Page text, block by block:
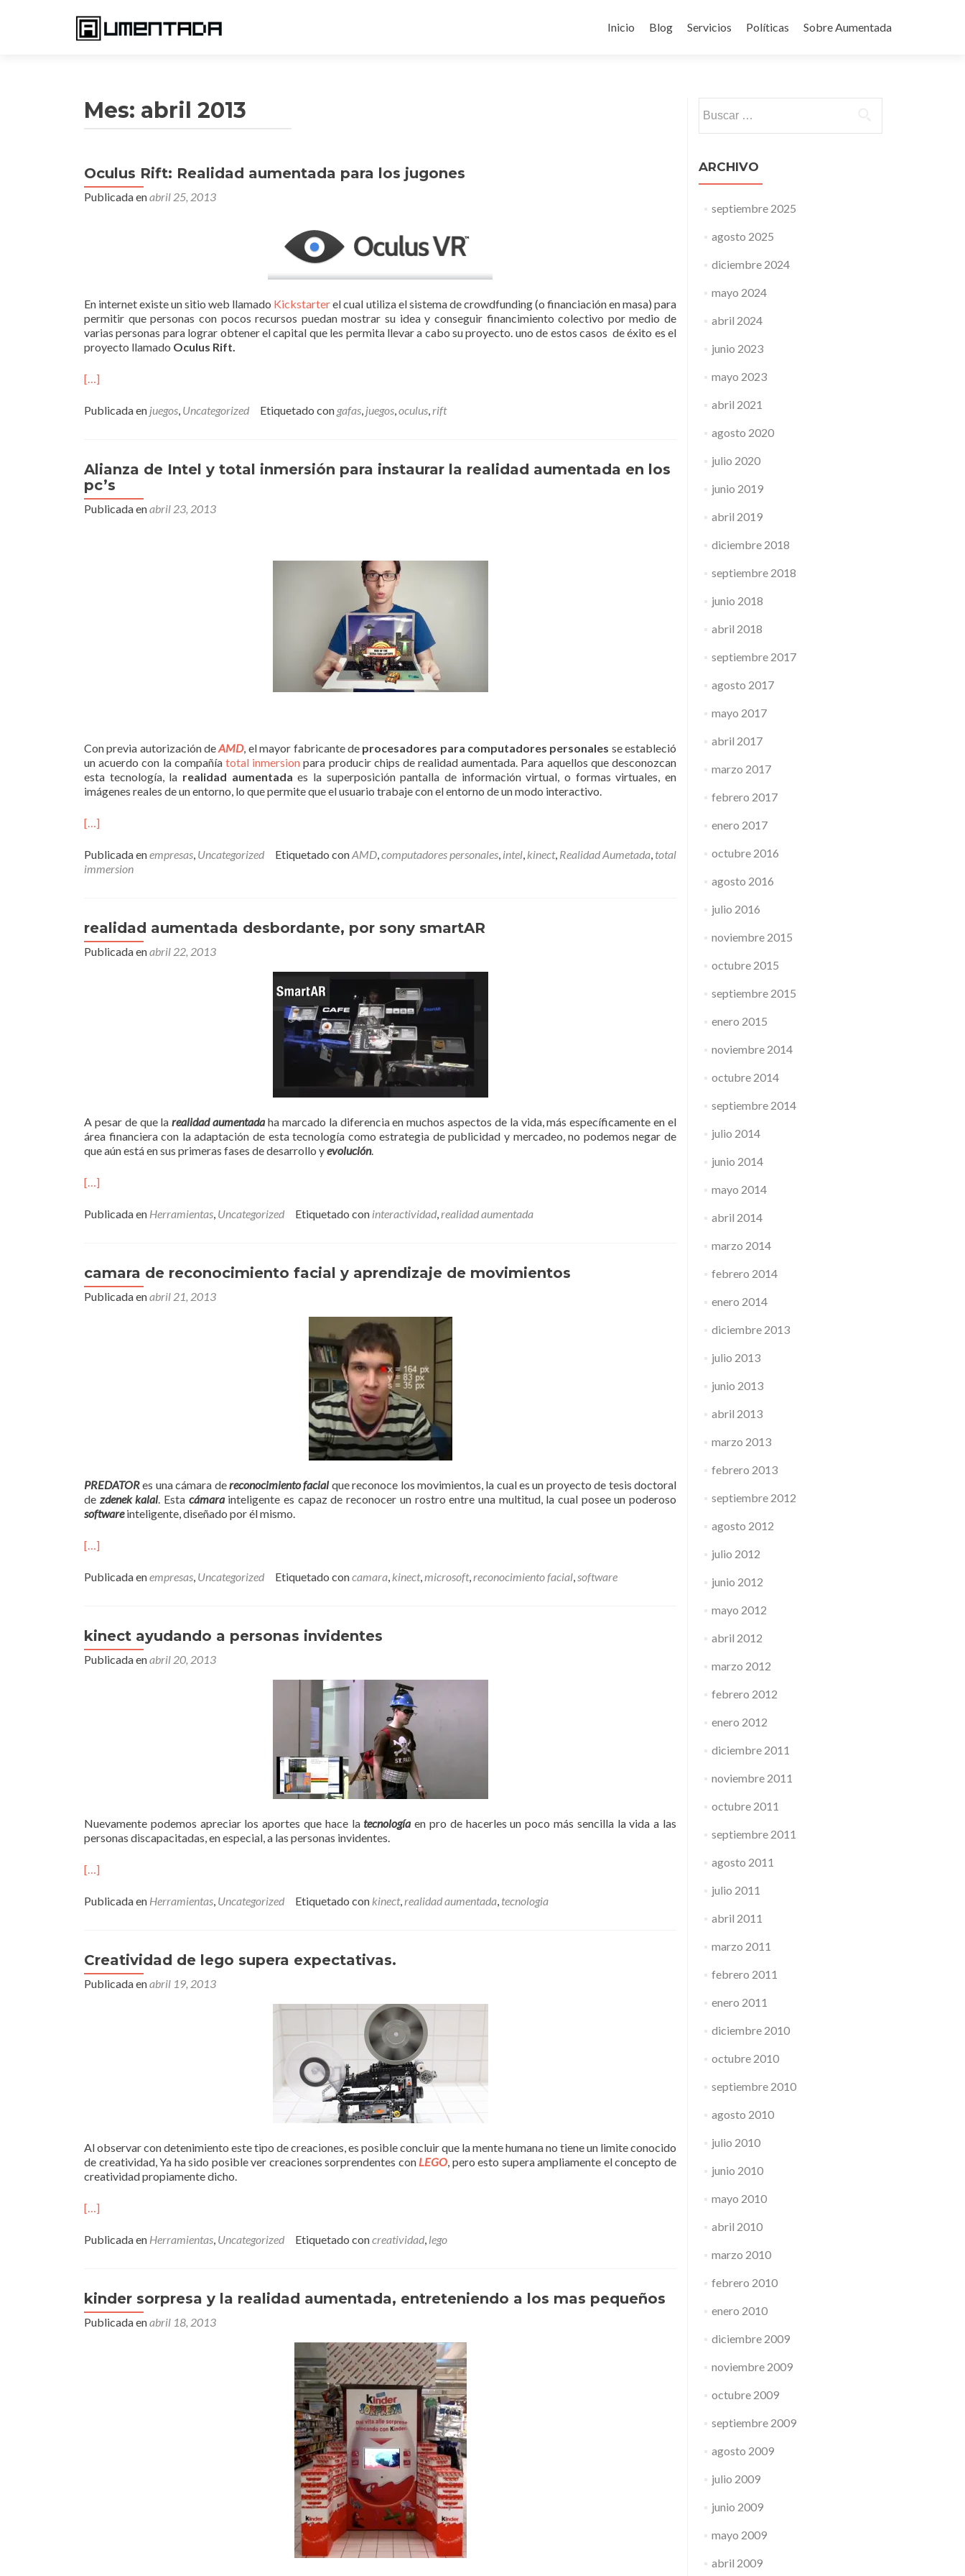
al
Inicio Blog Servicios Políticas Sobre Aumentada
Mes: abril 2013
Oculus Rift: Realidad aumentada para los jugones
Publicada enabril 25, 2013
En internet existe un sitio web llamado Kickstarterel cual utiliza el sistema de crowdfunding (o financiación en masa) para
permitir que personas con pocos recursos puedan mostrar su idea y conseguir financimiento colectivo por medio de
varias personas para lograr obtener el capital que les permita llevar a cabo su proyecto. uno de estos casos de éxito es el
proyecto llamado Oculus Rift.
[…]
Publicada en juegos, Uncategorized Etiquetado con gafas, juegos,oculus,rift
Alianza de Intel y total inmersión para instaurar la realidad aumentada en los
pc’s
Publicada enabril 23, 2013
Con previa autorización deAMD, el mayor fabricante de procesadores para computadores personales se estableció
un acuerdo con la compañía total inmersion para producir chips de realidad aumentada. Para aquellos que desconozcan
esta tecnología, la realidad aumentada es la superposición pantalla de información virtual, o formas virtuales, en
imágenes reales de un entorno, lo que permite que el usuario trabaje con el entorno de un modo interactivo.
[…]
Publicada enempresas, Uncategorized Etiquetado conAMD,computadores personales, intel, kinect, Realidad Aumetada, total
immersion
realidad aumentada desbordante, por sony smartAR
Publicada enabril 22, 2013
A pesar de que la realidad aumentada ha marcado la diferencia en muchos aspectos de la vida, más específicamente en el
área financiera con la adaptación de esta tecnología como estrategia de publicidad y mercadeo, no podemos negar de
que aún está en sus primeras fases de desarrollo yevolución.
[…]
Publicada en Herramientas, Uncategorized Etiquetado con interactividad,realidad aumentada
camara de reconocimiento facial y aprendizaje de movimientos
Publicada enabril 21, 2013
PREDATORes una cámara dereconocimiento facialque reconoce los movimientos, la cual es un proyecto de tesis doctoral
de zdenek kalal. Esta cámarainteligente es capaz de reconocer un rostro entre una multitud, la cual posee un poderoso
softwareinteligente, diseñado por él mismo.
[…]
Publicada enempresas, Uncategorized Etiquetado concamara, kinect,microsoft,reconocimiento facial,software
kinect ayudando a personas invidentes
Publicada enabril 20, 2013
Nuevamente podemos apreciar los aportes que hace latecnología en pro de hacerles un poco más sencilla la vida a las
personas discapacitadas, en especial, a las personas invidentes.
[…]
Publicada en Herramientas, Uncategorized Etiquetado con kinect,realidad aumentada, tecnologia
Creatividad de lego supera expectativas.
Publicada enabril 19, 2013
Al observar con detenimiento este tipo de creaciones, es posible concluir que la mente humana no tiene un limite conocido
de creatividad, Ya ha sido posible ver creaciones sorprendentes con LEGO, pero esto supera ampliamente el concepto de
creatividad propiamente dicho.
[…]
Publicada en Herramientas, Uncategorized Etiquetado concreatividad, lego
kinder sorpresa y la realidad aumentada, entreteniendo a los mas pequeños
Publicada enabril 18, 2013
Navegación
de
ARCHIVO
septiembre 2025
agosto 2025
diciembre 2024
mayo 2024
abril 2024
junio 2023
mayo 2023
abril 2021
agosto 2020
julio 2020
junio 2019
abril 2019
diciembre 2018
septiembre 2018
junio 2018
abril 2018
septiembre 2017
agosto 2017
mayo 2017
abril 2017
marzo 2017
febrero 2017
enero 2017
octubre 2016
agosto 2016
julio 2016
noviembre 2015
octubre 2015
septiembre 2015
enero 2015
noviembre 2014
octubre 2014
septiembre 2014
julio 2014
junio 2014
mayo 2014
abril 2014
marzo 2014
febrero 2014
enero 2014
diciembre 2013
julio 2013
junio 2013
abril 2013
marzo 2013
febrero 2013
septiembre 2012
agosto 2012
julio 2012
junio 2012
mayo 2012
abril 2012
marzo 2012
febrero 2012
enero 2012
diciembre 2011
noviembre 2011
octubre 2011
septiembre 2011
agosto 2011
julio 2011
abril 2011
marzo 2011
febrero 2011
enero 2011
diciembre 2010
octubre 2010
septiembre 2010
agosto 2010
julio 2010
junio 2010
mayo 2010
abril 2010
marzo 2010
febrero 2010
enero 2010
diciembre 2009
noviembre 2009
octubre 2009
septiembre 2009
agosto 2009
julio 2009
junio 2009
mayo 2009
abril 2009